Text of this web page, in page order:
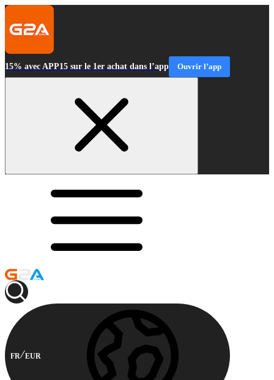
15% avec APP15 sur le 1er achat dans l’app Ouvrir l’app
FR EUR